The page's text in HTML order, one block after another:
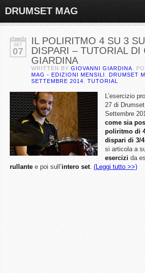
DRUMSET MAG
SET
07
IL POLIRITMO 4 SU 3
DISPARI – TUTORIAL DI
GIARDINA
WRITTEN BY GIOVANNI GIARDINA .
MAG - EDIZIONI MENSILI
DRUMSET
SETTEMBRE 2014
TUTORIAL
L’esercizio
27 di
Settembre
come sia
poliritmo di
dispari di 3/4
si articola a
esercizi da
rullante e poi sull’intero set. (Leggi tutto >>)